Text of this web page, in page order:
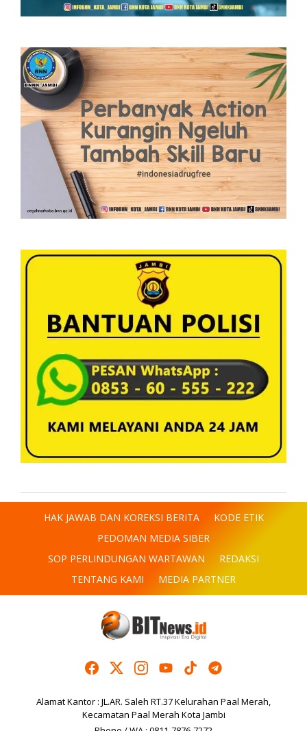
HAK JAWAB DAN KOREKSI BERITA
KODE ETIK
PEDOMAN MEDIA SIBER
SOP PERLINDUNGAN WARTAWAN
REDAKSI
TENTANG KAMI
MEDIA PARTNER
Alamat Kantor : JL.AR. Saleh RT.37 Kelurahan Paal Merah,
Kecamatan Paal Merah Kota Jambi